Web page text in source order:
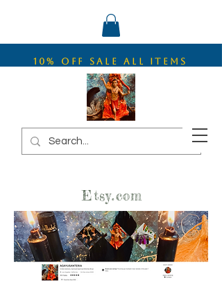
10% OFF SALE ALL ITEMS
Etsy.com